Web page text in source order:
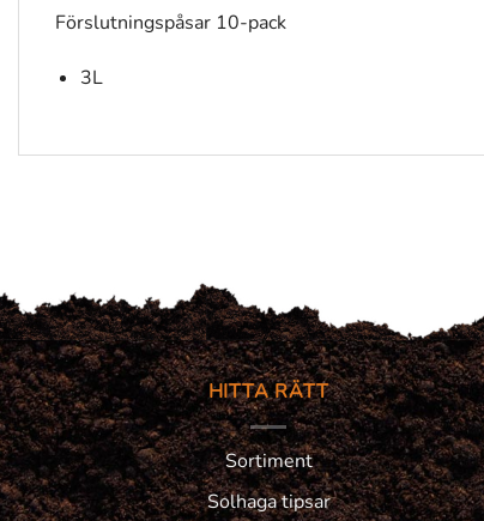
Förslutningspåsar 10-pack
3L
HITTA RÄTT
Sortiment
Solhaga tipsar